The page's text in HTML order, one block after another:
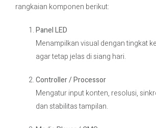
rangkaian komponen berikut:
Panel LED
Menampilkan visual dengan tingkat
agar tetap jelas di siang hari.
Controller / Processor
Mengatur input konten, resolusi,
dan stabilitas tampilan.